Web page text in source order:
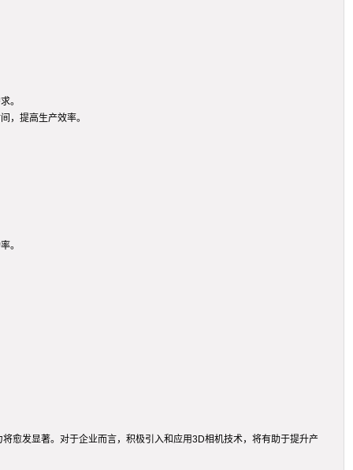
。
，提高生产效率。
。
愈发显著。对于企业而言，积极引入和应用3D相机技术，将有助于提升产